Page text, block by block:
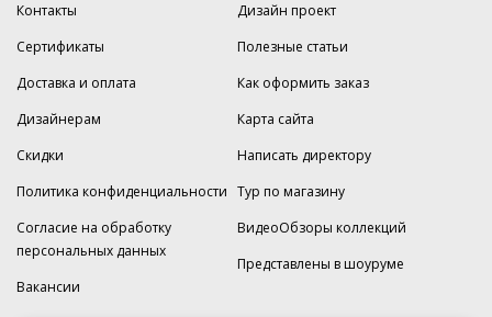
Контакты
Сертификаты
Доставка и оплата
Дизайнерам
Скидки
Политика конфиденциальности
Согласие на обработку
персональных данных
Вакансии
Дизайн проект
Полезные статьи
Как оформить заказ
Карта сайта
Написать директору
Тур по магазину
ВидеоОбзоры коллекций
Представлены в шоуруме